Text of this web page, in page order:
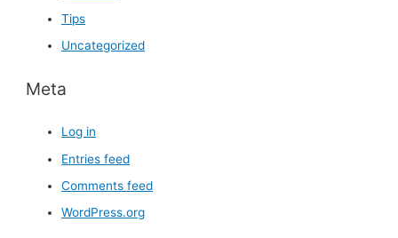
Tips
Uncategorized
Meta
Log in
Entries feed
Comments feed
WordPress.org